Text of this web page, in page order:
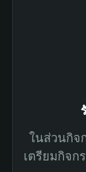
ในส่วนกิจ
เตรียมกิจก